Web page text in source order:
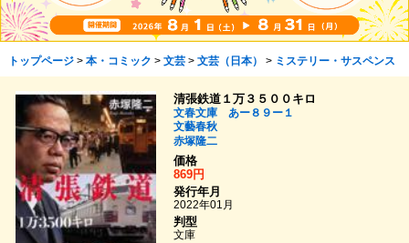
トップページ> 本・コミック > 文芸> 文芸（日本） > ミステリー・サスペンス
清張鉄道１万３５００キロ
文春文庫 あー８９ー１
文藝春秋
赤塚隆二
価格
869円
発行年月
2022年01月
判型
文庫